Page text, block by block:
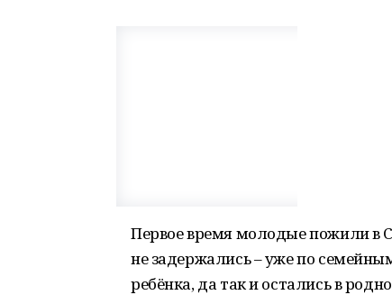
Первое время молодые пожили в
не задержались – уже по
ребёнка, да так и остались в